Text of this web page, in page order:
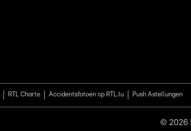
RTL Charte Accidentsfotoen op RTL.lu Push Astellungen
© 2026